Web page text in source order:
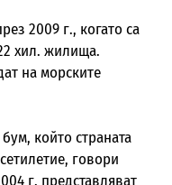
2009 г., когато са
хил. жилища.
на морските
който страната
говори
г. представляват